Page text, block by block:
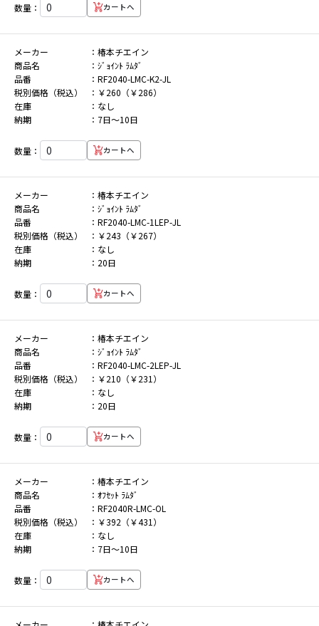
数量： カートへ
メーカー
椿本チエイン
商品名
ｼﾞｮｲﾝﾄ ﾗﾑﾀﾞ
品番
RF2040-LMC-K2-JL
税別価格（税込）
￥260（￥286）
在庫
なし
納期
7日～10日
数量： カートへ
メーカー
椿本チエイン
商品名
ｼﾞｮｲﾝﾄ ﾗﾑﾀﾞ
品番
RF2040-LMC-1LEP-JL
税別価格（税込）
￥243（￥267）
在庫
なし
納期
20日
数量： カートへ
メーカー
椿本チエイン
商品名
ｼﾞｮｲﾝﾄ ﾗﾑﾀﾞ
品番
RF2040-LMC-2LEP-JL
税別価格（税込）
￥210（￥231）
在庫
なし
納期
20日
数量： カートへ
メーカー
椿本チエイン
商品名
ｵﾌｾｯﾄ ﾗﾑﾀﾞ
品番
RF2040R-LMC-OL
税別価格（税込）
￥392（￥431）
在庫
なし
納期
7日～10日
数量： カートへ